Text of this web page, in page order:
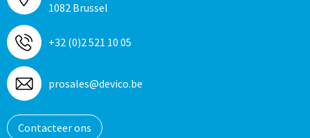
1082 Brussel
+32 (0)2 521 10 05
prosales@devico.be
Contacteer ons